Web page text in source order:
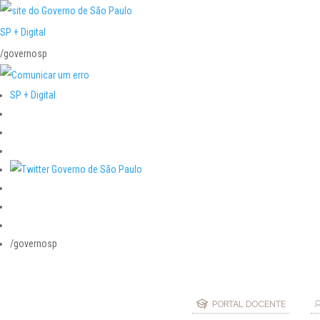
SP + Digital
/governosp
SP + Digital
/governosp
PORTAL DOCENTE